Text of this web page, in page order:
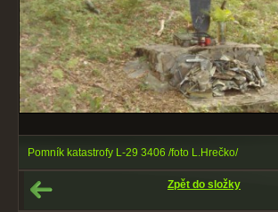
Pomník katastrofy L-29 3406 /foto L.Hrečko/
Zpět do složky